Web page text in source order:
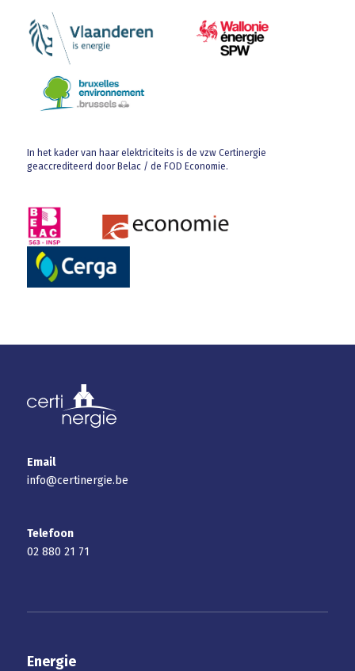
In het kader van haar elektriciteits is de vzw Certinergie
geaccrediteerd door Belac / de FOD Economie.
Email
info@certinergie.be
Telefoon
02 880 21 71
Energie